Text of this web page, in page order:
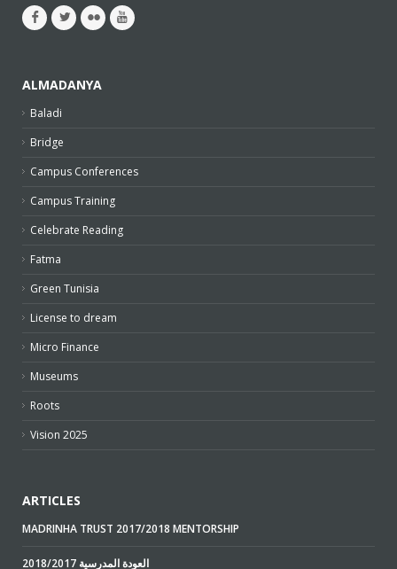
ALMADANYA
Baladi
Bridge
Campus Conferences
Campus Training
Celebrate Reading
Fatma
Green Tunisia
License to dream
Micro Finance
Museums
Roots
Vision 2025
ARTICLES
MADRINHA TRUST 2017/2018 MENTORSHIP
2018/2017 العودة المدرسية